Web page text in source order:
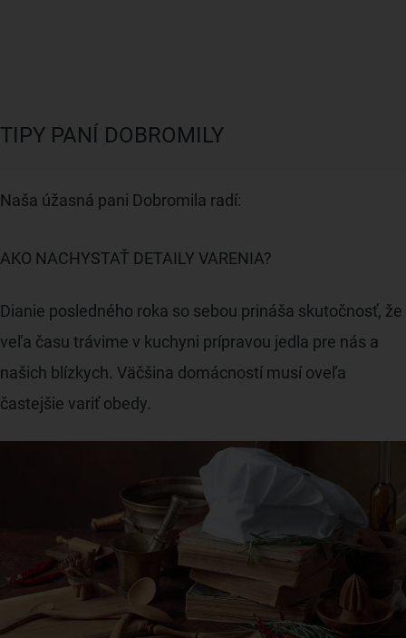
TIPY PANÍ DOBROMILY
Naša úžasná pani Dobromila radí:
AKO NACHYSTAŤ DETAILY VARENIA?
Dianie posledného roka so sebou prináša skutočnosť, že
veľa času trávime v kuchyni prípravou jedla pre nás a
našich blízkych. Väčšina domácností musí oveľa
častejšie variť obedy.